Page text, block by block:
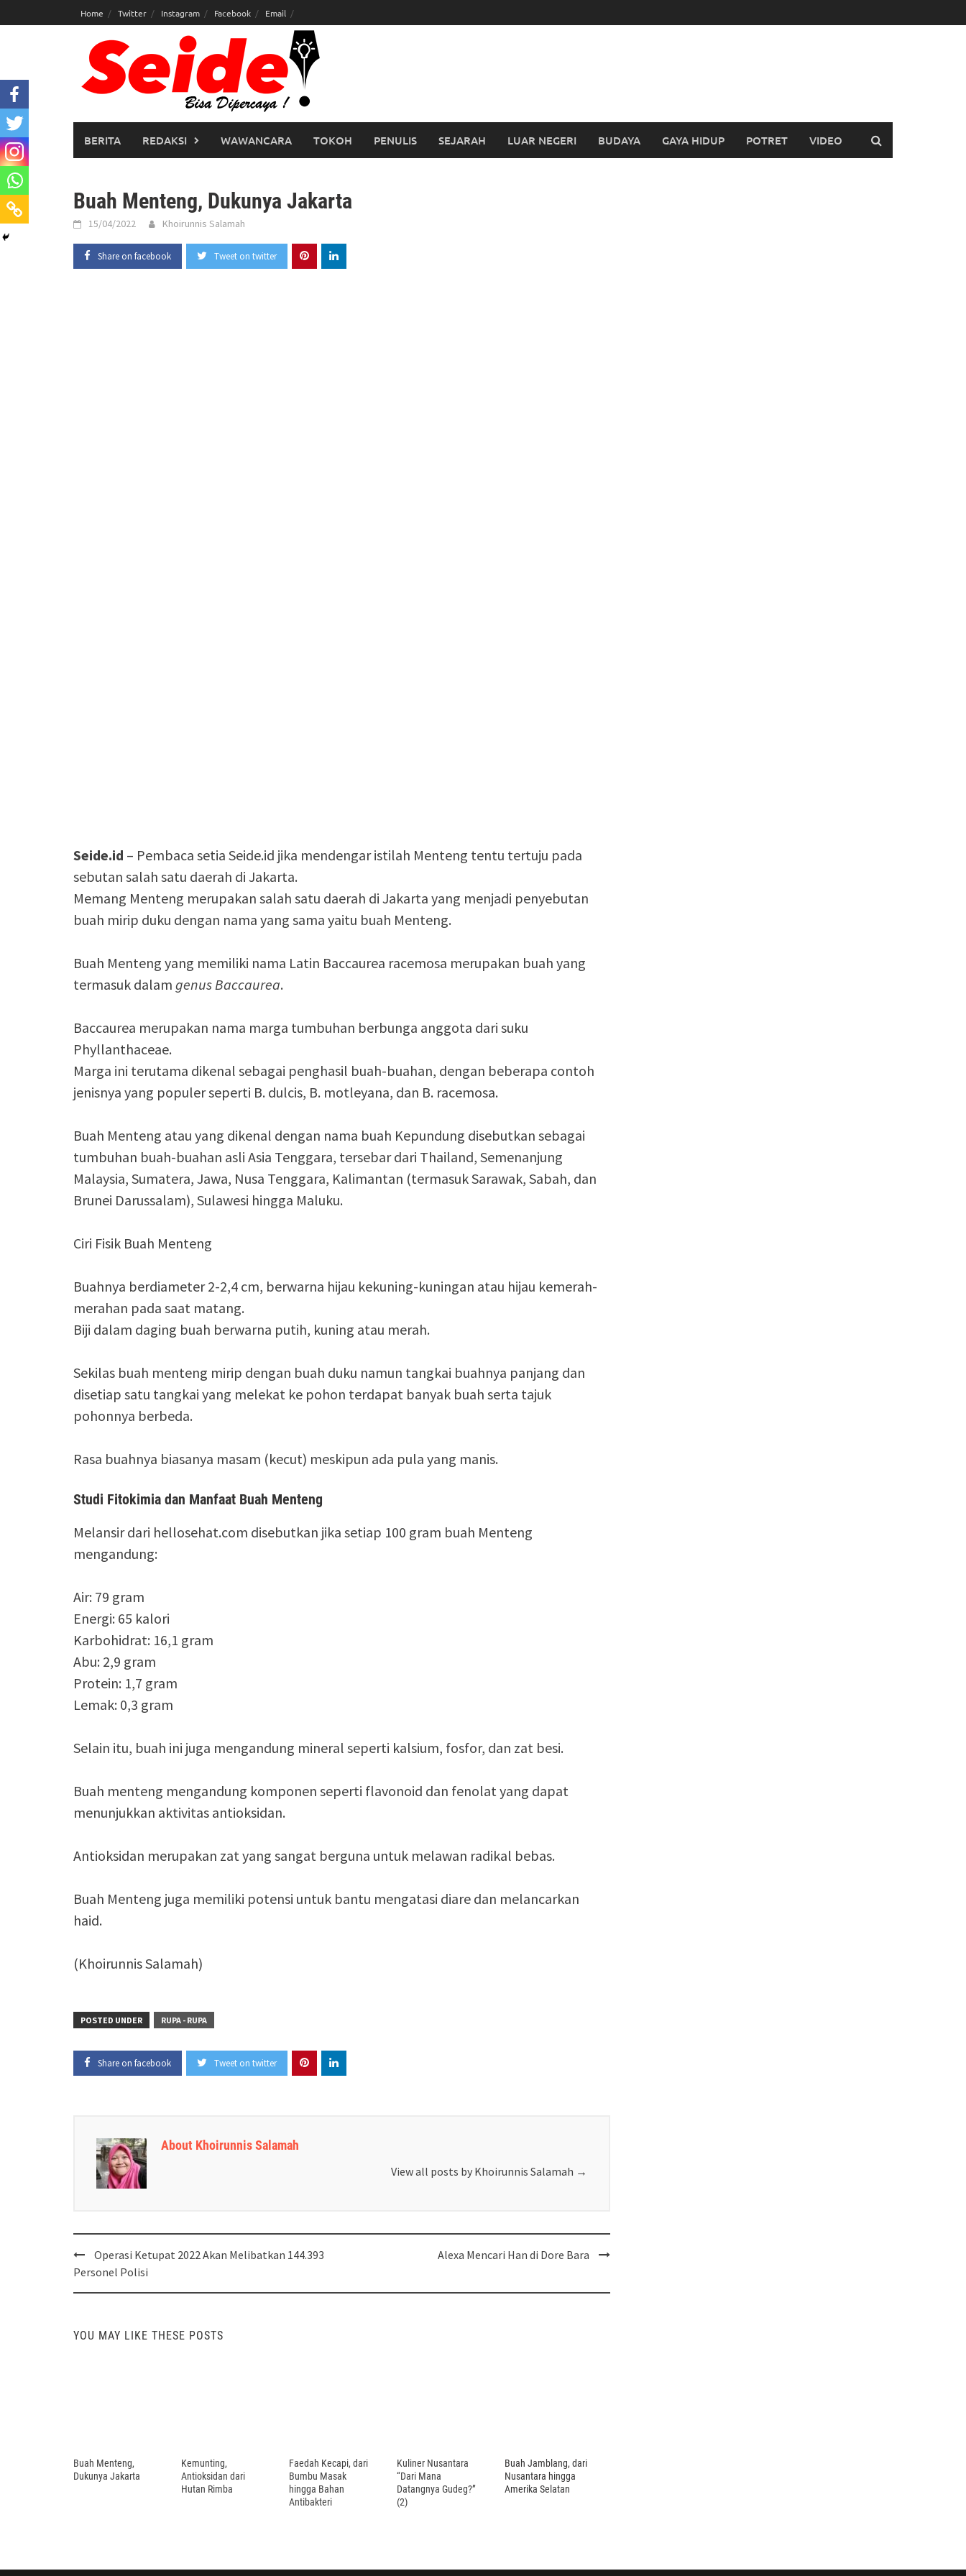
to
Home Twitter Instagram Facebook Email
BERITA REDAKSI WAWANCARA TOKOH PENULIS SEJARAH LUAR NEGERI BUDAYA GAYA HIDUP POTRET VIDEO
Buah Menteng, Dukunya Jakarta
15/04/2022 Khoirunnis Salamah
Share on facebook Tweet on twitter
Seide.id – Pembaca setia Seide.id jika mendengar istilah Menteng tentu tertuju pada
sebutan salah satu daerah di Jakarta.
Memang Menteng merupakan salah satu daerah di Jakarta yang menjadi penyebutan
buah mirip duku dengan nama yang sama yaitu buah Menteng.
Buah Menteng yang memiliki nama Latin Baccaurea racemosa merupakan buah yang
termasuk dalam genus Baccaurea.
Baccaurea merupakan nama marga tumbuhan berbunga anggota dari suku
Phyllanthaceae.
Marga ini terutama dikenal sebagai penghasil buah-buahan, dengan beberapa contoh
jenisnya yang populer seperti B. dulcis, B. motleyana, dan B. racemosa.
Buah Menteng atau yang dikenal dengan nama buah Kepundung disebutkan sebagai
tumbuhan buah-buahan asli Asia Tenggara, tersebar dari Thailand, Semenanjung
Malaysia, Sumatera, Jawa, Nusa Tenggara, Kalimantan (termasuk Sarawak, Sabah, dan
Brunei Darussalam), Sulawesi hingga Maluku.
Ciri Fisik Buah Menteng
Buahnya berdiameter 2-2,4 cm, berwarna hijau kekuning-kuningan atau hijau kemerah-
merahan pada saat matang.
Biji dalam daging buah berwarna putih, kuning atau merah.
Sekilas buah menteng mirip dengan buah duku namun tangkai buahnya panjang dan
disetiap satu tangkai yang melekat ke pohon terdapat banyak buah serta tajuk
pohonnya berbeda.
Rasa buahnya biasanya masam (kecut) meskipun ada pula yang manis.
Studi Fitokimia dan Manfaat Buah Menteng
Melansir dari hellosehat.com disebutkan jika setiap 100 gram buah Menteng
mengandung:
Air: 79 gram
Energi: 65 kalori
Karbohidrat: 16,1 gram
Abu: 2,9 gram
Protein: 1,7 gram
Lemak: 0,3 gram
Selain itu, buah ini juga mengandung mineral seperti kalsium, fosfor, dan zat besi.
Buah menteng mengandung komponen seperti flavonoid dan fenolat yang dapat
menunjukkan aktivitas antioksidan.
Antioksidan merupakan zat yang sangat berguna untuk melawan radikal bebas.
Buah Menteng juga memiliki potensi untuk bantu mengatasi diare dan melancarkan
haid.
(Khoirunnis Salamah)
POSTED UNDER RUPA - RUPA
Share on facebook Tweet on twitter
About Khoirunnis Salamah
View all posts by Khoirunnis Salamah →
Post
navigation
Operasi Ketupat 2022 Akan Melibatkan 144.393
Personel Polisi
Alexa Mencari Han di Dore Bara
YOU MAY LIKE THESE POSTS
Buah Menteng,
Dukunya Jakarta
Kemunting,
Antioksidan dari
Hutan Rimba
Faedah Kecapi, dari
Bumbu Masak
hingga Bahan
Antibakteri
Kuliner Nusantara
“Dari Mana
Datangnya Gudeg?”
(2)
Buah Jamblang, dari
Nusantara hingga
Amerika Selatan